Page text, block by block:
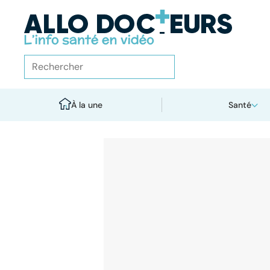
À la une Santé